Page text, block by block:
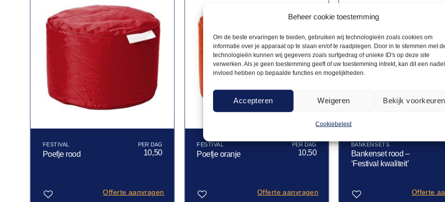
Beheer cookie toestemming
Om de beste ervaringen te bieden, gebruiken wij technologieën zoals cookies om
informatie over je apparaat op te slaan en/of te raadplegen. Door in te stemmen met
technologieën kunnen wij gegevens zoals surfgedrag of unieke ID's op deze site
verwerken. Als je geen toestemming geeft of uw toestemming intrekt, kan dit een
invloed hebben op bepaalde functies en mogelijkheden.
Accepteren Weigeren Bekijk voorkeuren
Cookiebeleid
FESTIVAL
Poefje rood 10,50
Offerte aanvragen
FESTIVAL
Poefje oranje 10,50
Offerte aanvragen
BANKENSETS
Bankenset rood –
‘Festival kwaliteit’
Offerte